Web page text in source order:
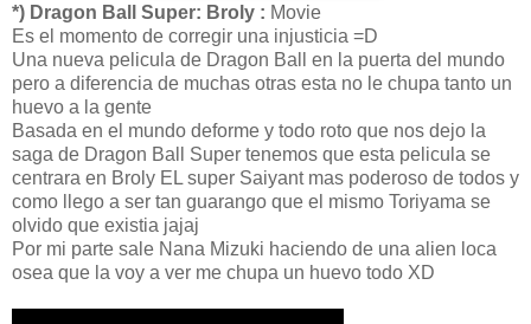
*) Dragon Ball Super: Broly : Movie
Es el momento de corregir una injusticia =D
Una nueva pelicula de Dragon Ball en la puerta del mundo
pero a diferencia de muchas otras esta no le chupa tanto un
huevo a la gente
Basada en el mundo deforme y todo roto que nos dejo la
saga de Dragon Ball Super tenemos que esta pelicula se
centrara en Broly EL super Saiyant mas poderoso de todos y
como llego a ser tan guarango que el mismo Toriyama se
olvido que existia jajaj
Por mi parte sale Nana Mizuki haciendo de una alien loca
osea que la voy a ver me chupa un huevo todo XD